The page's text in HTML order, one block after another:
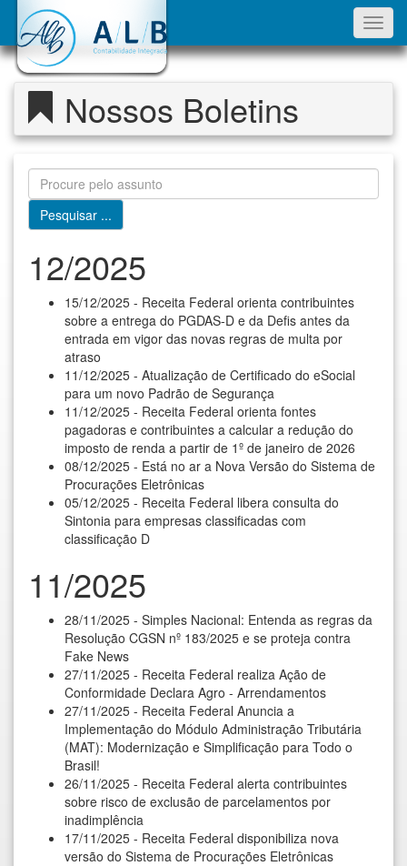
Nossos Boletins
12/2025
15/12/2025 - Receita Federal orienta contribuintes
sobre a entrega do PGDAS-D e da Defis antes da
entrada em vigor das novas regras de multa por
atraso
11/12/2025 - Atualização de Certificado do eSocial
para um novo Padrão de Segurança
11/12/2025 - Receita Federal orienta fontes
pagadoras e contribuintes a calcular a redução do
imposto de renda a partir de 1º de janeiro de 2026
08/12/2025 - Está no ar a Nova Versão do Sistema de
Procurações Eletrônicas
05/12/2025 - Receita Federal libera consulta do
Sintonia para empresas classificadas com
classificação D
11/2025
28/11/2025 - Simples Nacional: Entenda as regras da
Resolução CGSN nº 183/2025 e se proteja contra
Fake News
27/11/2025 - Receita Federal realiza Ação de
Conformidade Declara Agro - Arrendamentos
27/11/2025 - Receita Federal Anuncia a
Implementação do Módulo Administração Tributária
(MAT): Modernização e Simplificação para Todo o
Brasil!
26/11/2025 - Receita Federal alerta contribuintes
sobre risco de exclusão de parcelamentos por
inadimplência
17/11/2025 - Receita Federal disponibiliza nova
versão do Sistema de Procurações Eletrônicas